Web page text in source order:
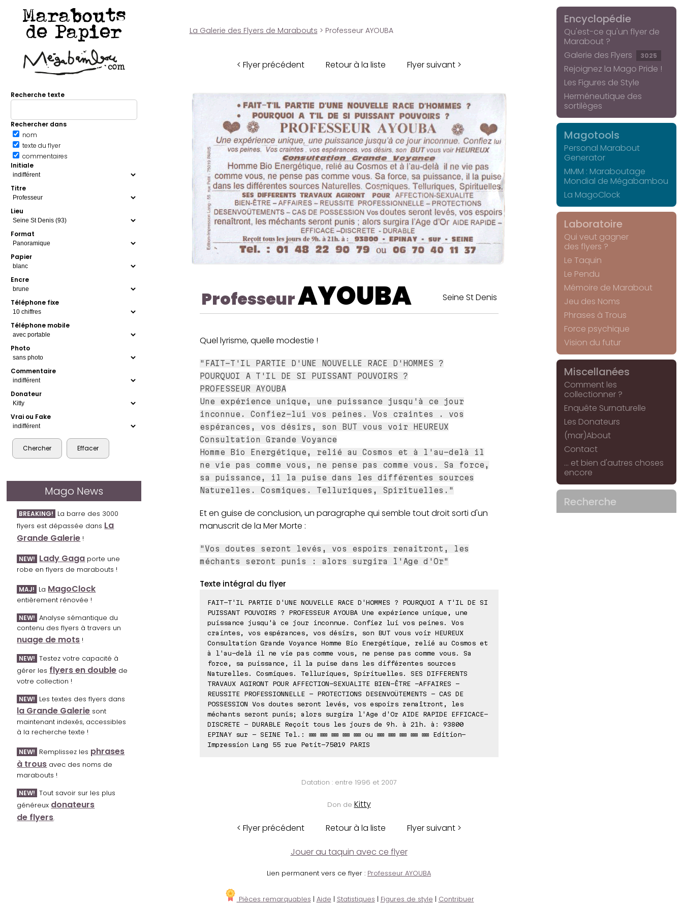
Marabouts
de Papier
Recherche texte
Rechercher dans
nom
texte du flyer
commentaires
Initiale
Titre
Lieu
Format
Papier
Encre
Téléphone fixe
Téléphone mobile
Photo
Commentaire
Donateur
Vrai ou Fake
Mago News
BREAKING! La barre des 3000
flyers est dépassée dans La
Grande Galerie !
NEW! Lady Gaga porte une
robe en flyers de marabouts !
MAJ! La MagoClock
entièrement rénovée !
NEW! Analyse sémantique du
contenu des flyers à travers un
nuage de mots !
NEW! Testez votre capacité à
gérer les flyers en double de
votre collection !
NEW! Les textes des flyers dans
la Grande Galerie sont
maintenant indexés, accessibles
à la recherche texte !
NEW! Remplissez les phrases
à trous avec des noms de
marabouts !
NEW! Tout savoir sur les plus
généreux donateurs
de flyers.
La Galerie des Flyers de Marabouts > Professeur AYOUBA
< Flyer précédent Retour à la liste Flyer suivant >
ProfesseurAYOUBA Seine St Denis
Quel lyrisme, quelle modestie !
"FAIT-T'IL PARTIE D'UNE NOUVELLE RACE D'HOMMES ?
POURQUOI A T'IL DE SI PUISSANT POUVOIRS ?
PROFESSEUR AYOUBA
Une expérience unique, une puissance jusqu'à ce jour
inconnue. Confiez-lui vos peines. Vos craintes . vos
espérances, vos désirs, son BUT vous voir HEUREUX
Consultation Grande Voyance
Homme Bio Energétique, relié au Cosmos et à l'au-delà il
ne vie pas comme vous, ne pense pas comme vous. Sa force,
sa puissance, il la puise dans les différentes sources
Naturelles. Cosmiques. Telluriques, Spirituelles."
Et en guise de conclusion, un paragraphe qui semble tout droit sorti d'un
manuscrit de la Mer Morte :
"Vos doutes seront levés, vos espoirs renaîtront, les
méchants seront punis : alors surgira l'Age d'Or"
Texte intégral du flyer
FAIT-T'IL PARTIE D'UNE NOUVELLE RACE D'HOMMES ? POURQUOI A T'IL DE SI
PUISSANT POUVOIRS ? PROFESSEUR AYOUBA Une expérience unique, une
puissance jusqu'à ce jour inconnue. Confiez lui vos peines. Vos
craintes, vos espérances, vos désirs, son BUT vous voir HEUREUX
Consultation Grande Voyance Homme Bio Energétique, relié au Cosmos et
à l'au-delà il ne vie pas comme vous, ne pense pas comme vous. Sa
force, sa puissance, il la puise dans les différentes sources
Naturelles. Cosmiques. Telluriques, Spirituelles. SES DIFFERENTS
TRAVAUX AGIRONT POUR AFFECTION-SEXUALITE BIEN-ÊTRE -AFFAIRES -
REUSSITE PROFESSIONNELLE - PROTECTIONS DESENVOÜTEMENTS - CAS DE
POSSESSION Vos doutes seront levés, vos espoirs renaîtront, les
méchants seront punis; alors surgira l'Age d'Or AIDE RAPIDE EFFICACE-
DISCRETE - DURABLE Reçoit tous les jours de 9h. à 21h. à: 93800
EPINAY sur - SEINE Tel.: ⊠⊠ ⊠⊠ ⊠⊠ ⊠⊠ ⊠⊠ ou ⊠⊠ ⊠⊠ ⊠⊠ ⊠⊠ ⊠⊠ Edition-
Impression Lang 55 rue Petit-75019 PARIS
Datation : entre 1996 et 2007
Don de Kitty
< Flyer précédent Retour à la liste Flyer suivant >
Jouer au taquin avec ce flyer
Lien permanent vers ce flyer : Professeur AYOUBA
Pièces remarquables | Aide | Statistiques | Figures de style | Contribuer
Encyclopédie
Qu'est-ce qu'un flyer de
Marabout ?
Galerie des Flyers
3025
Rejoignez la Mago Pride !
Les Figures de Style
Herméneutique des
sortilèges
Magotools
Personal Marabout
Generator
MMM : Maraboutage
Mondial de Mégabambou
La MagoClock
Laboratoire
Qui veut gagner
des flyers ?
Le Taquin
Le Pendu
Mémoire de Marabout
Jeu des Noms
Phrases à Trous
Force psychique
Vision du futur
Miscellanées
Comment les
collectionner ?
Enquête Surnaturelle
Les Donateurs
(mar)About
Contact
... et bien d'autres choses
encore
Recherche